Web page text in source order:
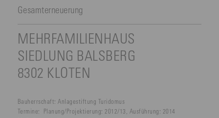
Gesamterneuerung
MEHRFAMILIENHAUS
SIEDLUNG BALSBERG
8302 KLOTEN
Bauherrschaft:Anlagestiftung Turidomus
Termine:
Planung/Projektierung: 2012/13, Ausführung: 2014